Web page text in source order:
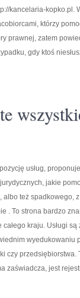
kancelaria-kopko.pl.
którzy
prawnej, zatem
gdy ktoś
usług,
jakie
albo też spadkowego,
. To strona bardzo
całego kraju. Usługi
wyedukowaniu
czy
zaświadcza, jest